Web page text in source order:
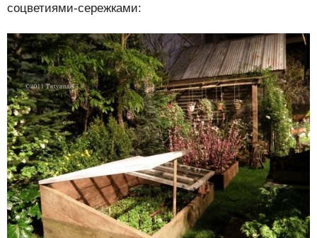
соцветиями-сережками: